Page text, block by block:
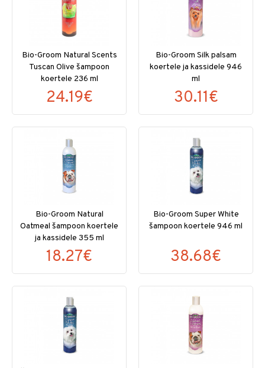
Bio-Groom Natural Scents
Tuscan Olive šampoon
koertele 236 ml
24.19€
Bio-Groom Silk palsam
koertele ja kassidele 946
ml
30.11€
Bio-Groom Natural
Oatmeal šampoon koertele
ja kassidele 355 ml
18.27€
Bio-Groom Super White
šampoon koertele 946 ml
38.68€